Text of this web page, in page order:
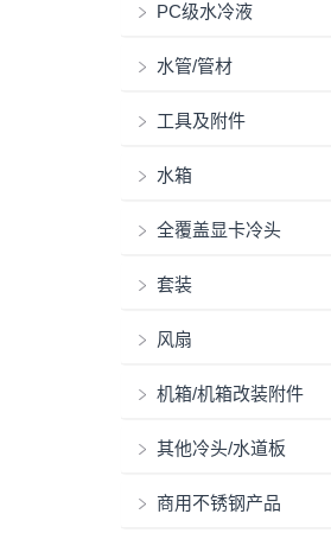
PC级水冷液
水管/管材
工具及附件
水箱
全覆盖显卡冷头
套装
风扇
机箱/机箱改装附件
其他冷头/水道板
商用不锈钢产品